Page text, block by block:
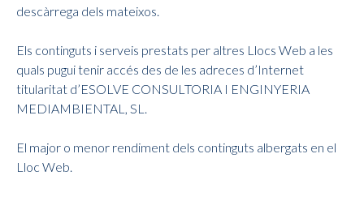
descàrrega dels mateixos.
Els continguts i serveis prestats per altres Llocs Web a les
quals pugui tenir accés des de les adreces d’Internet
titularitat d’ESOLVE CONSULTORIA I ENGINYERIA
MEDIAMBIENTAL, SL.
El major o menor rendiment dels continguts albergats en el
Lloc Web.